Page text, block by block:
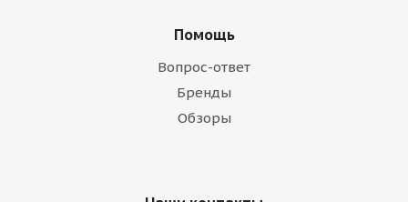
Помощь
Вопрос-ответ
Бренды
Обзоры